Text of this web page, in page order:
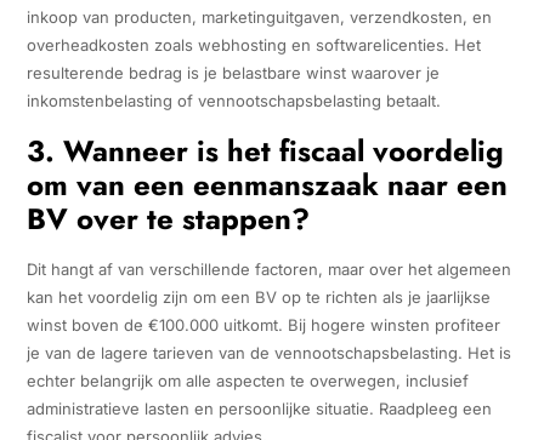
inkoop van producten, marketinguitgaven, verzendkosten, en
overheadkosten zoals webhosting en softwarelicenties. Het
resulterende bedrag is je belastbare winst waarover je
inkomstenbelasting of vennootschapsbelasting betaalt.
3. Wanneer is het fiscaal voordelig
om van een eenmanszaak naar een
BV over te stappen?
Dit hangt af van verschillende factoren, maar over het algemeen
kan het voordelig zijn om een BV op te richten als je jaarlijkse
winst boven de €100.000 uitkomt. Bij hogere winsten profiteer
je van de lagere tarieven van de vennootschapsbelasting. Het is
echter belangrijk om alle aspecten te overwegen, inclusief
administratieve lasten en persoonlijke situatie. Raadpleeg een
fiscalist voor persoonlijk advies.